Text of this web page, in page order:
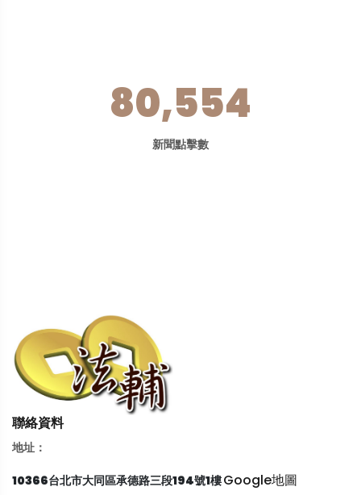
80,554
新聞點擊數
聯絡資料
地址：
10366台北市大同區承德路三段194號1樓Google地圖